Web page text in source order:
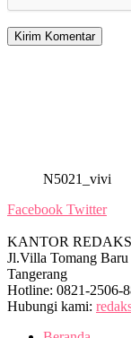
N5021_vivi
Facebook Twitter
KANTOR
Jl.Villa Tomang Baru
Tangerang
Hotline: 0821-2506-
Hubungi kami: